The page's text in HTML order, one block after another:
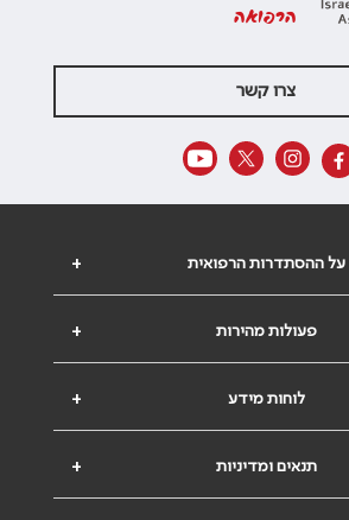
הרפואה
צרו קשר
+ על ההסתדרות הרפואית
+ פעולות מהירות
+ לוחות מידע
+ תנאים ומדיניות